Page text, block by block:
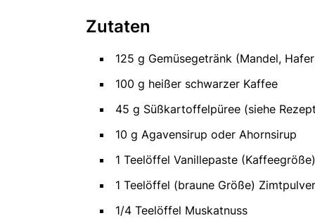
Zutaten
125 g Gemüsegetränk (Mandel,
100 g heißer schwarzer Kaffee
45 g Süßkartoffelpüree (siehe
10 g Agavensirup oder Ahornsirup
1 Teelöffel Vanillepaste (Kaffeegröße)
1 Teelöffel (braune Größe) Zimtpulver
1/4 Teelöffel Muskatnuss